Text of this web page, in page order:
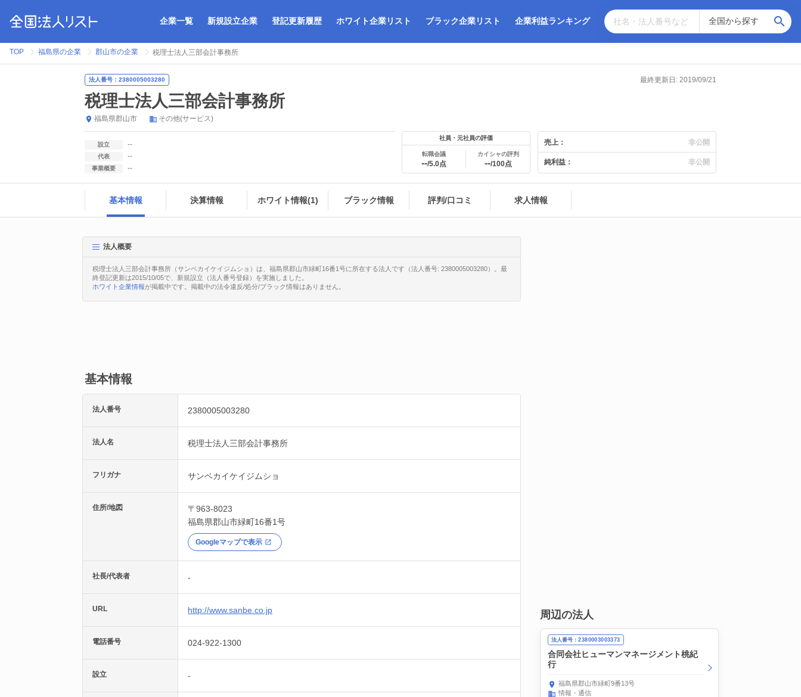
企業一覧 新規設立企業 登記更新履歴 ホワイト企業リスト ブラック企業リスト 企業利益ランキング
TOP 福島県の企業 郡山市の企業 税理士法人三部会計事務所
法人番号：2380005003280 最終更新日: 2019/09/21
税理士法人三部会計事務所
福島県郡山市 その他(サービス)
設立 --
代表 --
事業概要 --
社員・元社員の評価
転職会議
--/5.0点
カイシャの評判
--/100点
売上： 非公開
純利益： 非公開
基本情報 決算情報 ホワイト情報(1) ブラック情報 評判/口コミ 求人情報
法人概要
税理士法人三部会計事務所（サンベカイケイジムショ）は、福島県郡山市緑町16番1号に所在する法人です（法人番号: 2380005003280）。最
終登記更新は2015/10/05で、新規設立（法人番号登録）を実施しました。
ホワイト企業情報が掲載中です。掲載中の法令違反/処分/ブラック情報はありません。
基本情報
法人番号 2380005003280
法人名 税理士法人三部会計事務所
フリガナ サンベカイケイジムショ
住所/地図
〒963-8023
福島県郡山市緑町16番1号
Googleマップで表示
社長/代表者 -
URL http://www.sanbe.co.jp
電話番号 024-922-1300
設立 -
周辺の法人
法人番号：2380003003373
合同会社ヒューマンマネージメント桃紀
行
福島県郡山市緑町9番13号
情報・通信